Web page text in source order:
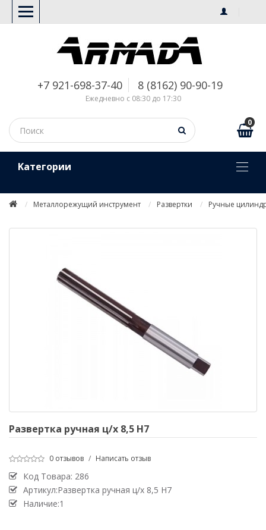
+7 921-698-37-40 8 (8162) 90-90-19
Ежедневно с 08:30 до 17:30
0
Kатегории
Металлорежущий инструмент Развертки Ручные
Развертка ручная ц/х 8,5 Н7
0 отзывов / Написать отзыв
Код Товара: 286
Артикул:Развертка ручная ц/х 8,5 Н7
Наличие:1